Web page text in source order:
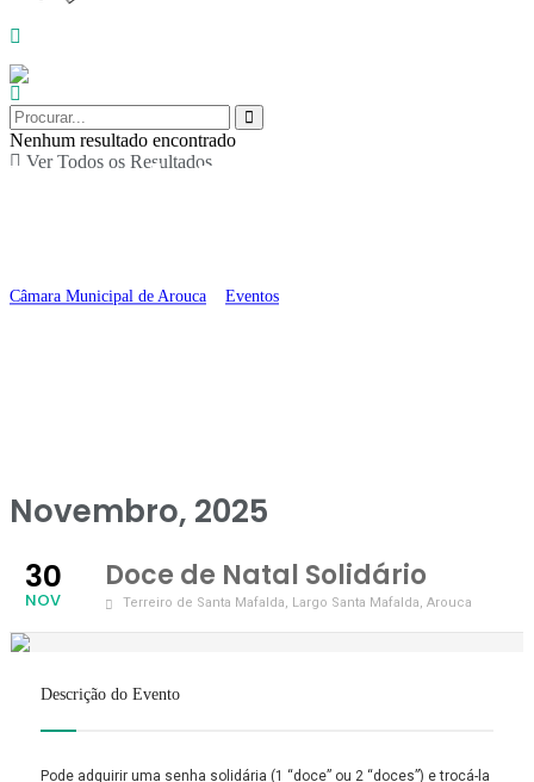
Nenhum resultado encontrado
Ver Todos os Resultados
Doce de Natal
Câmara Municipal de Arouca Eventos
Novembro, 2025
30
NOV
Doce de Natal Solidário
Terreiro de Santa Mafalda, Largo Santa Mafalda, Arouca
Descrição do Evento
Pode adquirir uma senha solidária (1 “doce” ou 2 “doces”) e trocá-la